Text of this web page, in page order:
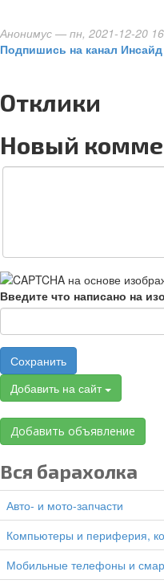
Анонимус — пн, 2021-12-20
Подпишись на канал
Отклики
Новый
Введите что написано на
Сохранить
Добавить на сайт
Добавить объявление
Вся барахолка
Авто- и мото-запчасти
Компьютеры и периферия,
Мобильные телефоны и